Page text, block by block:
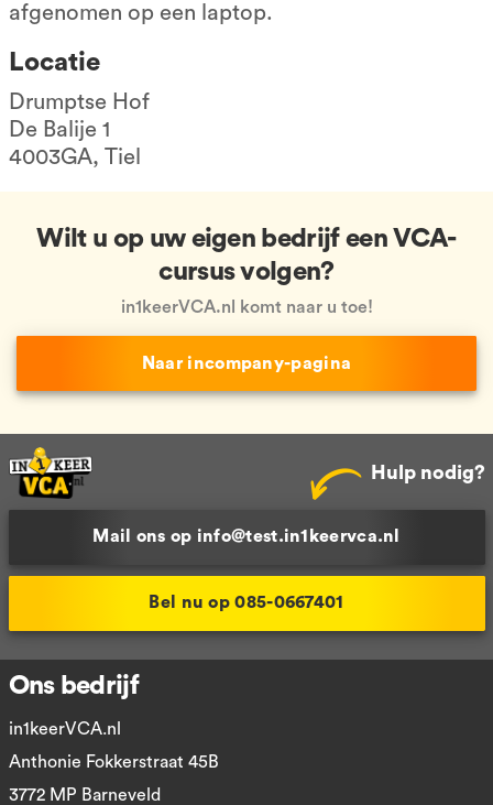
afgenomen op een laptop.
Locatie
Drumptse Hof
De Balije 1
4003GA, Tiel
Wilt u op uw eigen bedrijf een VCA-
cursus volgen?
in1keerVCA.nl komt naar u toe!
Naar incompany-pagina
Hulp nodig?
Mail ons op info@test.in1keervca.nl
Bel nu op 085-0667401
Ons bedrijf
in1keerVCA.nl
Anthonie Fokkerstraat 45B
3772 MP Barneveld